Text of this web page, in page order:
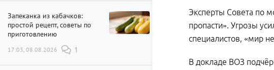
Запеканка из кабачков:
простой рецепт, советы по
приготовлению
17:03, 08.08.2026 1
Эксперты Совета по
пропасти». Угрозы
специалистов, «мир
В докладе ВОЗ